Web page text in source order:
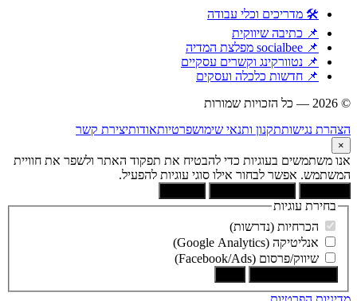
🛠 מדריכים וכלי עבודה
📌 כתיבה שיווקית
📌 socialbee מפלצת המדיה
📌 נטוורקינג וקשרים עסקיים
📌 חדשות כלכלה ועסקים
© 2026 — כל הזכויות שמורות
הצהרת נגישותתקנון ותנאי שימושפרטיותאודותיצירת קשר
×
אנו משתמשים בעוגיות כדי להבטיח את תפקוד האתר ולשפר את חוויית
המשתמש. אפשר לבחור אילו סוגי עוגיות להפעיל.
בחירת עוגיות
הכרחיות (נדרשות)
אנליטיקה (Google Analytics)
שיווק/פרסום (Facebook/Ads)